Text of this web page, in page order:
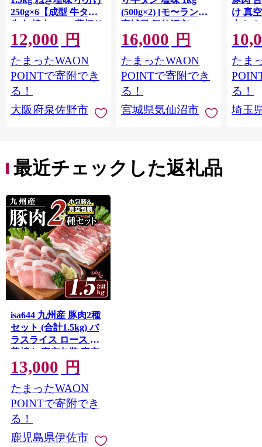
250g×6【成型 牛タン
牛肉 焼肉 BBQ 薄切り
ぎゅうたん スライス
訳あり サイズ不揃
い】 G4721
12,000 円
たまったWAON
POINTで寄附でき
る！
大阪府泉佐野市
(500g×2) [モ〜ランド
宮城県 気仙沼市
20564660] 肉 牛肉 精肉
牛たん 牛タン塩 牛た
ん塩 冷凍 焼肉 BBQ ア
ウトドア バーベキュ
ー 厚切り タン
16,000 円
たまったWAON
POINTで寄附でき
る！
宮城県気仙沼市
け 真
大き
保存
淡路島
ポーク
き肉
ず 惣
まみ
んのお
たま
る！
埼玉
最近チェックした返礼品
isa644 九州産 豚肉2種
セット (合計1.5kg) バ
ラスライス ロース 生
姜焼き 真空包装 真空
パック 小分け ぶたに
く 豚 肉 詰合せ 詰め合
わせ 冷凍 【サンキョ
ーミート株式会社】
13,000 円
たまったWAON
POINTで寄附でき
る！
鹿児島県伊佐市